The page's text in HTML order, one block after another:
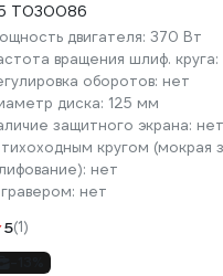
Т030086
двигателя: 370 Вт
вращения шлиф. круга:
оборотов: нет
диска: 125 мм
защитного экрана: нет
кругом (мокрая
нет
нет
5(1)